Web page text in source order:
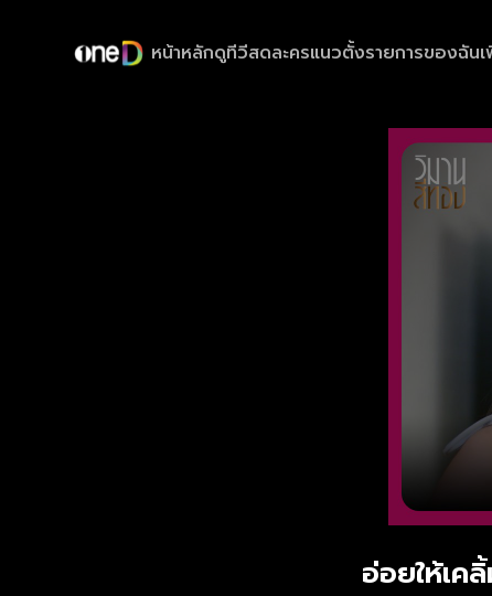
หน้าหลักดูทีวีสดละครแนวตั้งรายการของฉัน
อ่อยให้เค